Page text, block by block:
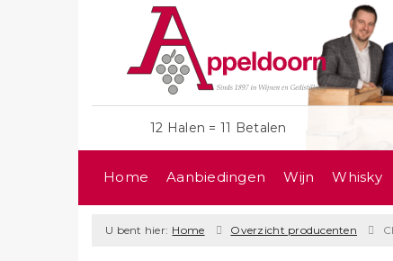
12 Halen = 11 Betalen
Home Aanbiedingen Wijn Whisky
U bent hier: Home Overzicht producenten